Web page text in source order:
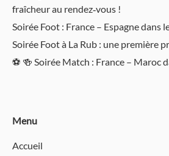
fraîcheur au rendez‑vous !
Soirée Foot : France – Espagne dans
Soirée Foot à La Rub : une première
⚽️ 🍻 Soirée Match : France – Maroc
Menu
Accueil